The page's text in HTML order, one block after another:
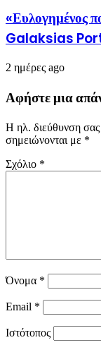
«Ευλογημένος
Galaksias
2 ημέρες ago
Αφήστε μια
Η ηλ. διεύθυνση σας
σημειώνονται με *
Σχόλιο *
Όνομα *
Email *
Ιστότοπος